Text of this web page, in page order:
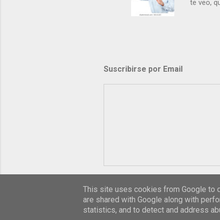
te veo,
porque
perdón
Suscribirse por Email
This site uses cookies from Google to
are shared with Google along with
statistics, and to detect and address